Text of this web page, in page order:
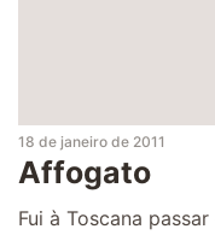
18 de janeiro de 2011
Affogato
Fui à Toscana